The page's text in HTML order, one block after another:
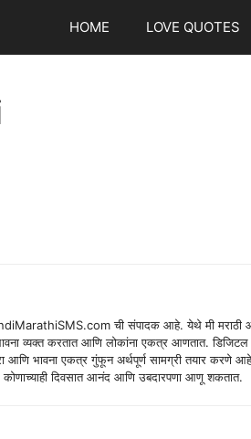
HOME LOVE QUOTES
ची संपादक आहे. येथे मी मराठी
व्यक्त करतात आणि लोकांना एकत्र आणतात.
आणि भावना एकत्र गुंफून अर्थपूर्ण सामग्री तयार करणे
कोणाच्याही दिवसात आनंद आणि उबदारपणा आणू शकतात.